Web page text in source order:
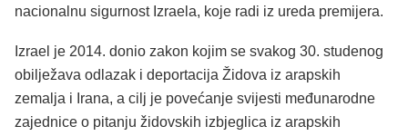
nacionalnu sigurnost Izraela, koje radi iz ureda premijera.
Izrael je 2014. donio zakon kojim se svakog 30. studenog
obilježava odlazak i deportacija Židova iz arapskih
zemalja i Irana, a cilj je povećanje svijesti međunarodne
zajednice o pitanju židovskih izbjeglica iz arapskih